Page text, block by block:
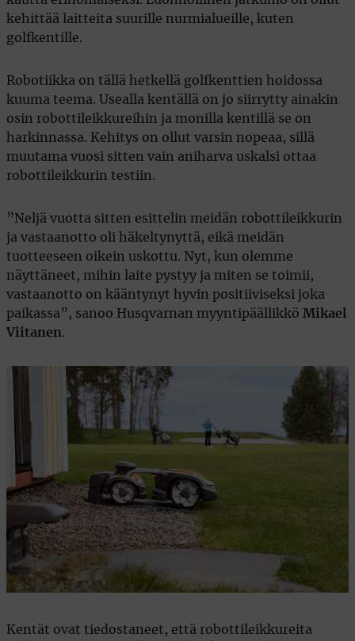
kehittää laitteita suurille nurmialueille, kuten
golfkentille.
Robotiikka on tällä hetkellä golfkenttien hoidossa
kuuma teema. Usealla kentällä on jo siirrytty ainakin
osin robottileikkureihin ja monilla kentillä se on
harkinnassa. Kehitys on ollut varsin nopeaa, sillä
muutama vuosi sitten vain aniharva uskalsi ottaa
robottileikkurin testiin.
”Neljä vuotta sitten esittelin meidän robottileikkurin
ja vastaanotto oli häkeltynyttä, eikä meidän
tuotteeseen oikein uskottu. Nyt, kun olemme
näyttäneet, mihin laite pystyy ja miten se toimii,
vastaanotto on kääntynyt hyvin positiiviseksi joka
paikassa”, sanoo Husqvarnan myyntipäällikkö Mikael
Viitanen.
Kentät ovat tiedostaneet, että robottileikkureita